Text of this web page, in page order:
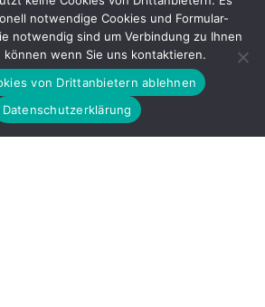
notwendige Cookies und Formular-
notwendig sind um Verbindung zu Ihnen
können wenn Sie uns kontaktieren.
von Drittanbietern ablehnen
Datenschutzerklärung